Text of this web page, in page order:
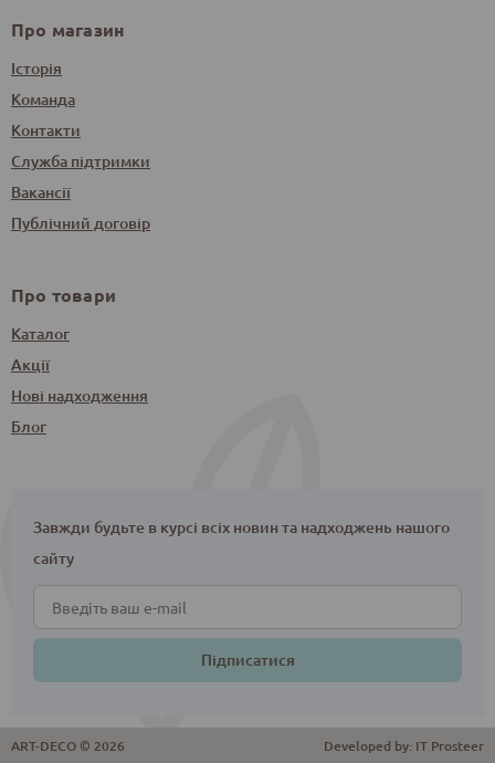
Про магазин
Історія
Команда
Контакти
Служба підтримки
Вакансії
Публічний договір
Про товари
Каталог
Акції
Нові надходження
Блог
Завжди будьте в курсі всіх новин та надходжень нашого
сайту
Підписатися
ART-DECO © 2026 Developed by: IT Prosteer